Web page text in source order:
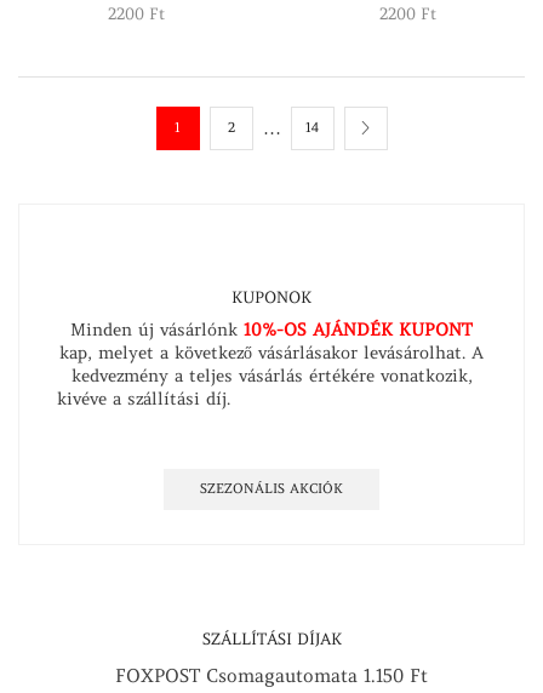
2200 Ft 2200 Ft
1 2 … 14
KUPONOK
Minden új vásárlónk 10%-OS AJÁNDÉK KUPONT
kap, melyet a következő vásárlásakor levásárolhat. A
kedvezmény a teljes vásárlás értékére vonatkozik,
kivéve a szállítási díj.
SZEZONÁLIS AKCIÓK
SZÁLLÍTÁSI DÍJAK
FOXPOST Csomagautomata 1.150 Ft